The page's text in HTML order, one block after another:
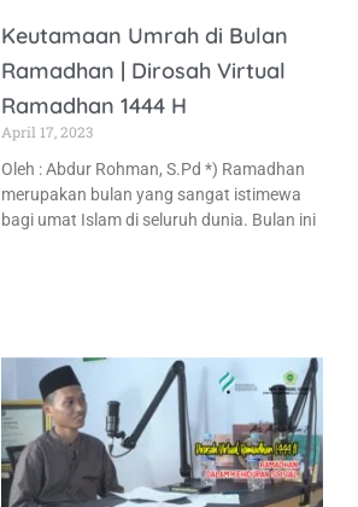
Keutamaan Umrah di Bulan
Ramadhan | Dirosah Virtual
Ramadhan 1444 H
April 17, 2023
Oleh : Abdur Rohman, S.Pd *) Ramadhan
merupakan bulan yang sangat istimewa
bagi umat Islam di seluruh dunia. Bulan ini